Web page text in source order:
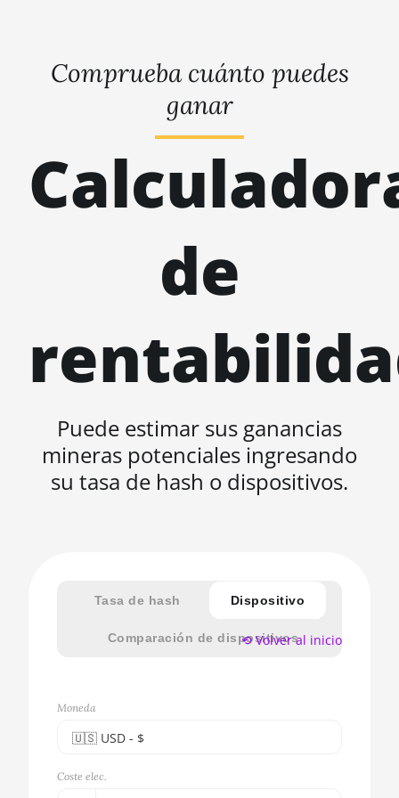
Comprueba cuánto puedes
ganar
de
Puede estimar sus ganancias
mineras potenciales ingresando
su tasa de hash o dispositivos.
Tasa de hash Dispositivo
Comparación de dispositivos
Moneda
🇺🇸ㅤ USD - $
🇪🇺ㅤ EUR - €
Coste elec.
⟲ Volver al inicio